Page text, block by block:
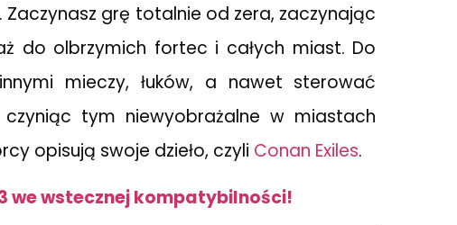
grę totalnie od zera, zaczynając
do olbrzymich fortec i całych miast. Do
mieczy, łuków, a nawet sterować
tym niewyobrażalne w miastach
opisują swoje dzieło, czyli Conan Exiles.
we wstecznej kompatybilności!